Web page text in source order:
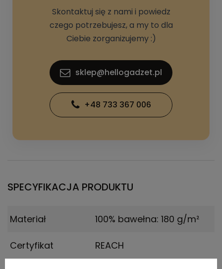
Skontaktuj się z nami i powiedz
czego potrzebujesz, a my to dla
Ciebie zorganizujemy :)
sklep@hellogadzet.pl
+48 733 367 006
SPECYFIKACJA PRODUKTU
Materiał 100% bawełna: 180 g/m²
Certyfikat REACH